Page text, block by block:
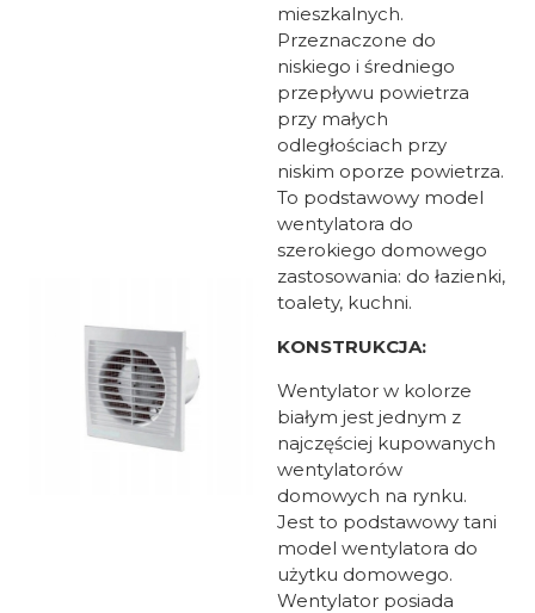
mieszkalnych.
Przeznaczone do
niskiego i średniego
przepływu powietrza
przy małych
odległościach przy
niskim oporze powietrza.
To podstawowy model
wentylatora do
szerokiego domowego
zastosowania: do łazienki,
toalety, kuchni.
KONSTRUKCJA:
Wentylator w kolorze
białym jest jednym z
najczęściej kupowanych
wentylatorów
domowych na rynku.
Jest to podstawowy tani
model wentylatora do
użytku domowego.
Wentylator posiada